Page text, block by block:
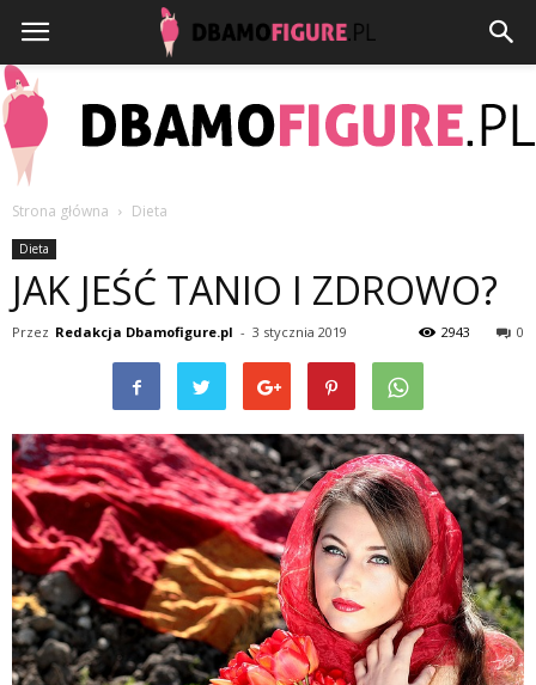
Strona główna Dieta
Dieta
JAK JEŚĆ TANIO I ZDROWO?
Przez Redakcja Dbamofigure.pl - 3 stycznia 2019 0
2943